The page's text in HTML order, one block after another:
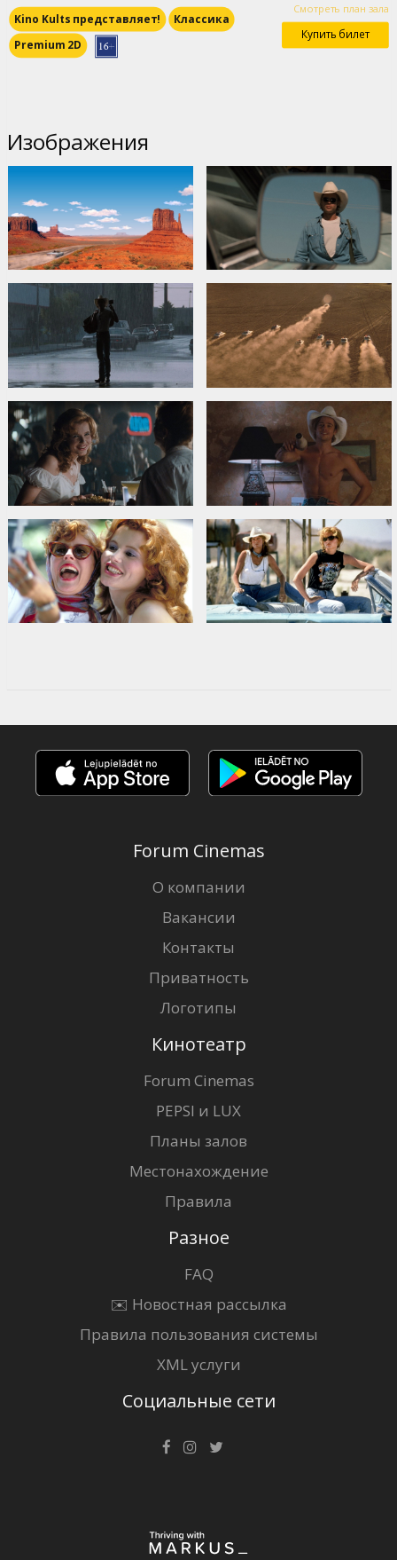
Kino Kults представляет!
Классика
Premium 2D
Смотреть план зала
Купить билет
Изображения
Forum Cinemas
О компании
Вакансии
Контакты
Приватность
Логотипы
Кинотеатр
Forum Cinemas
PEPSI и LUX
Планы залов
Местонахождение
Правила
Разное
FAQ
✉️ Новостная рассылка
Правила пользования системы
XML услуги
Социальные сети